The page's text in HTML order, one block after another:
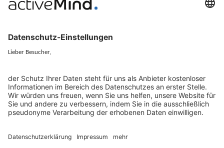
EU-Vertreter
KI und Datenschutz
Hinweisgebersystem mit
Whistleblowing-Ombudsperson
Wichtige Gesetze als Volltext
Über Gruppe